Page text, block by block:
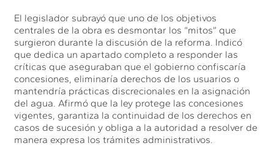
El legislador subrayó que uno de los objetivos
centrales de la obra es desmontar los “mitos” que
surgieron durante la discusión de la reforma. Indicó
que dedica un apartado completo a responder las
críticas que aseguraban que el gobierno confiscaría
concesiones, eliminaría derechos de los usuarios o
mantendría prácticas discrecionales en la asignación
del agua. Afirmó que la ley protege las concesiones
vigentes, garantiza la continuidad de los derechos en
casos de sucesión y obliga a la autoridad a resolver de
manera expresa los trámites administrativos.